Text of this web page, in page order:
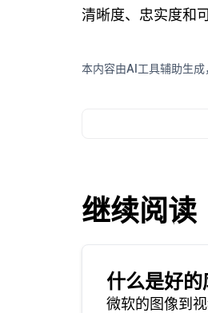
清晰度、忠实度和
本内容由AI工具辅助生
继续阅读
什么是好的
微软的图像到